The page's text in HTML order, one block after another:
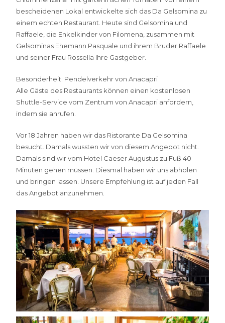
bescheidenen Lokal entwickelte sich das Da Gelsomina zu
einem echten Restaurant. Heute sind Gelsomina und
Raffaele, die Enkelkinder von Filomena, zusammen mit
Gelsominas Ehemann Pasquale und ihrem Bruder Raffaele
und seiner Frau Rossella Ihre Gastgeber.
Besonderheit: Pendelverkehr von Anacapri
Alle Gäste des Restaurants können einen kostenlosen
Shuttle-Service vom Zentrum von Anacapri anfordern,
indem sie anrufen.
Vor 18 Jahren haben wir das Ristorante Da Gelsomina
besucht. Damals wussten wir von diesem Angebot nicht.
Damals sind wir vom Hotel Caeser Augustus zu Fuß 40
Minuten gehen müssen. Diesmal haben wir uns abholen
und bringen lassen. Unsere Empfehlung ist auf jeden Fall
das Angebot anzunehmen.